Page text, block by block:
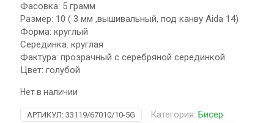
11.00 грн..
Фасовка: 5 грамм
Размер: 10 ( 3 мм ,вышивальный, под канву Aida 14)
Форма: круглый
Серединка: круглая
Фактура: прозрачный с серебряной серединкой
Цвет: голубой
Нет в наличии
АРТИКУЛ: 33119/67010/10-5G Категория: Бисер